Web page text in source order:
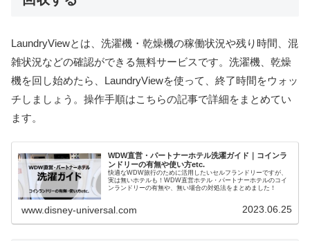
LaundryViewとは、洗濯機・乾燥機の稼働状況や残り時間、混
雑状況などの確認ができる無料サービスです。洗濯機、乾燥
機を回し始めたら、LaundryViewを使って、終了時間をウォッ
チしましょう。操作手順はこちらの記事で詳細をまとめてい
ます。
WDW直営・パートナーホテル洗濯ガイド｜コインラ
ンドリーの有無や使い方etc.
快適なWDW旅行のために活用したいセルフランドリーですが、
実は無いホテルも！WDW直営ホテル・パートナーホテルのコイ
ンランドリーの有無や、無い場合の対処法をまとめました！
www.disney-universal.com 2023.06.25